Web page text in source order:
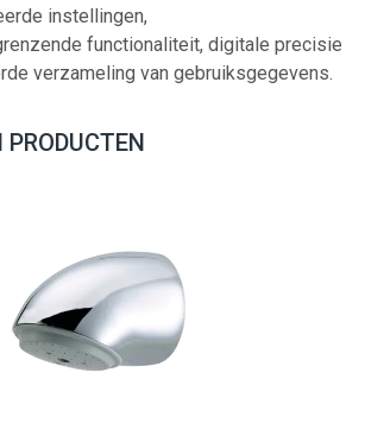
instellingen,
functionaliteit, digitale precisie
verzameling van gebruiksgegevens.